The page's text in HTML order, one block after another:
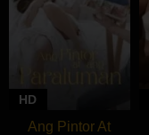
HD
Ang Pintor At